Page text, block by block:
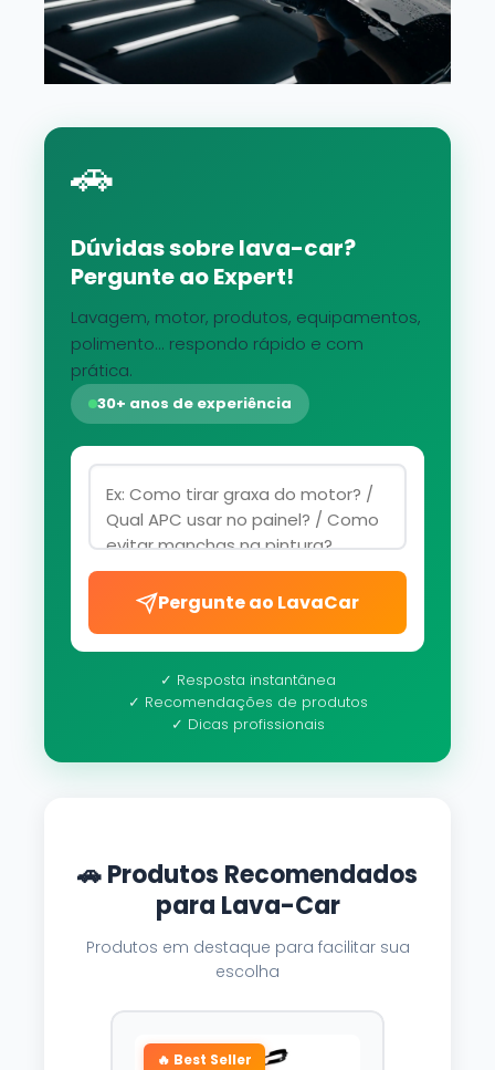
🚗
Dúvidas sobre lava-car?
Pergunte ao Expert!
Lavagem, motor, produtos, equipamentos,
polimento... respondo rápido e com
prática.
30+ anos de experiência
Pergunte ao LavaCar
✓ Resposta instantânea
✓ Recomendações de produtos
✓ Dicas profissionais
🚗 Produtos Recomendados
para Lava-Car
Produtos em destaque para facilitar sua
escolha
🔥 Best Seller